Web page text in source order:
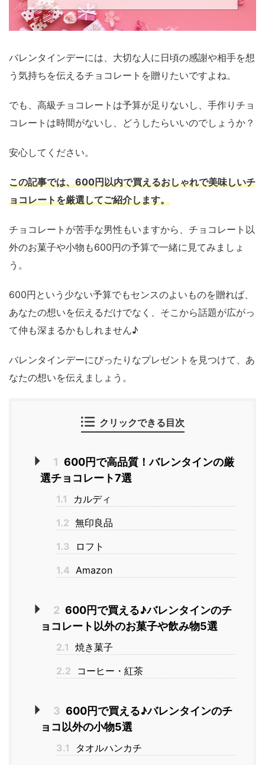
バレンタインデーには、大切な人に日頃の感謝や相手を想
う気持ちを伝えるチョコレートを贈りたいですよね。
でも、高級チョコレートは予算が足りないし、手作りチョ
コレートは時間がないし、どうしたらいいのでしょうか？
安心してください。
この記事では、600円以内で買えるおしゃれで美味しいチ
ョコレートを厳選してご紹介します。
チョコレートが苦手な男性もいますから、チョコレート以
外のお菓子や小物も600円の予算で一緒に見てみましょ
う。
600円という少ない予算でもセンスのよいものを贈れば、
あなたの想いを伝えるだけでなく、そこから話題が広がっ
て仲も深まるかもしれません♪
バレンタインデーにぴったりなプレゼントを見つけて、あ
なたの想いを伝えましょう。
クリックできる目次
1 600円で高品質！バレンタインの厳
選チョコレート7選
1.1
カルディ
1.2 無印良品
1.3
ロフト
1.4 Amazon
2 600円で買える♪バレンタインのチ
ョコレート以外のお菓子や飲み物5選
2.1 焼き菓子
2.2
コーヒー・紅茶
3 600円で買える♪バレンタインのチ
ョコ以外の小物5選
3.1
タオルハンカチ